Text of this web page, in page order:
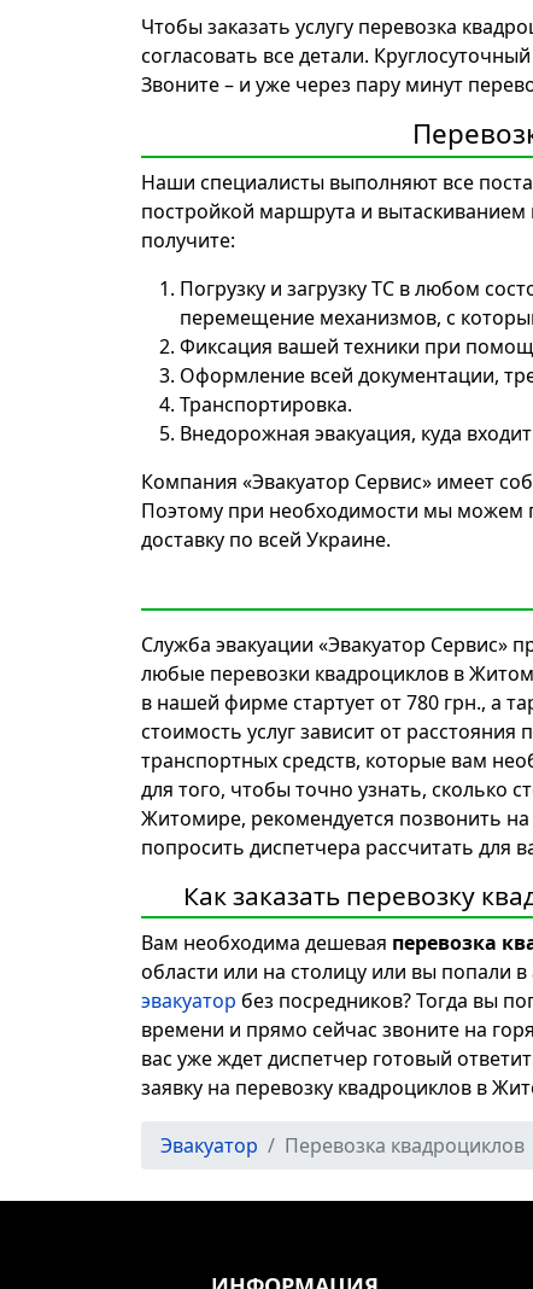
Чтобы заказать услугу перевозка
согласовать все детали.
Звоните – и уже через пару минут
Наши специалисты выполняют все
постройкой маршрута и вытаскиванием
получите:
Погрузку и загрузку ТС в любом
перемещение механизмов, с
Фиксация вашей техники при
Оформление всей документации,
Транспортировка.
Внедорожная эвакуация, куда
Компания «Эвакуатор Сервис» имеет
Поэтому при необходимости мы можем
доставку по всей Украине.
Служба эвакуации «Эвакуатор Сервис»
любые перевозки квадроциклов в
в нашей фирме стартует от 780 грн., а
стоимость услуг зависит от
транспортных средств, которые вам
для того, чтобы точно узнать, сколько
Житомире, рекомендуется позвонить
попросить диспетчера рассчитать для
Как заказать перевозку
Вам необходима дешевая перевозка
области или на столицу или вы попали
эвакуатор без посредников? Тогда вы
времени и прямо сейчас звоните на
вас уже ждет диспетчер готовый
заявку на перевозку квадроциклов в
Эвакуатор Перевозка квадроциклов